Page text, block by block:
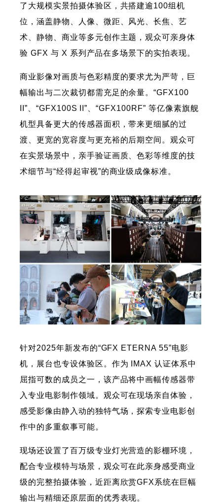
了大规模实景拍摄体验区，共搭建逾100组机
位，涵盖静物、人像、微距、风光、长焦、艺
术、静物、商业等多元创作主题，观众可亲身体
验 GFX 与 X 系列产品在多场景下的实拍表现。
商业影像对画质与色彩精度的要求尤为严苛，巨
幅输出与二次裁切都需充足的余量。“GFX100
II”、“GFX100S II”、“GFX100RF” 等亿像素旗舰
机型具备更大的传感器面积，带来更细腻的过
渡、更宽的宽容度与更充裕的后期空间。观众可
在实景场景中，亲手验证画质、色彩等维度的技
术细节与“经得起审视”的商业级成像标准。
针对2025年新发布的“GFX ETERNA 55”电影
机，展台也专设体验区。作为 IMAX 认证体系中
屈指可数的成员之一，该产品将中画幅传感器带
入专业电影制作领域。观众可在现场亲自体验，
感受影像由静入动的独特气场，探索专业电影创
作中的多重叙事可能。
现场还设置了百万级专业灯光营造的影棚环境，
配合专业模特与场景，观众可在此亲身感受商业
级的完整拍摄体验，近距离欣赏GFX系统在巨幅
输出与精细还原层面的优秀表现。